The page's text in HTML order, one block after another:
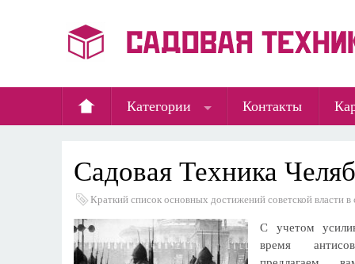
Категории Контакты
Садовая Техника
Краткий список основных достижений советской власти в
С учетом
время